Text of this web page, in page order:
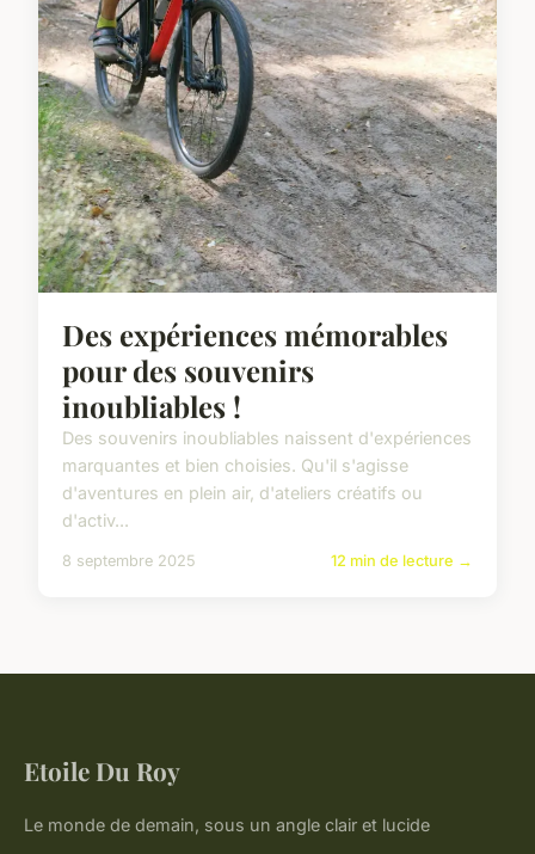
Des expériences mémorables
pour des souvenirs
inoubliables !
Des souvenirs inoubliables naissent d'expériences
marquantes et bien choisies. Qu'il s'agisse
d'aventures en plein air, d'ateliers créatifs ou
d'activ...
8 septembre 2025 12 min de lecture →
Etoile Du Roy
Le monde de demain, sous un angle clair et lucide